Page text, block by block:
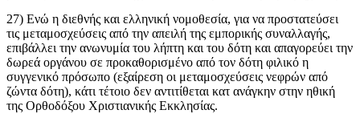
27) Ενώ η διεθνής και ελληνική νομοθεσία, για να προστατεύσει
τις μεταμοσχεύσεις από την απειλή της εμπορικής συναλλαγής,
επιβάλλει την ανωνυμία του λήπτη και του δότη και απαγορεύει την
δωρεά οργάνου σε προκαθορισμένο από τον δότη φιλικό η
συγγενικό πρόσωπο (εξαίρεση οι μεταμοσχεύσεις νεφρών από
ζώντα δότη), κάτι τέτοιο δεν αντιτίθεται κατ ανάγκην στην ηθική
της Ορθοδόξου Χριστιανικής Εκκλησίας.